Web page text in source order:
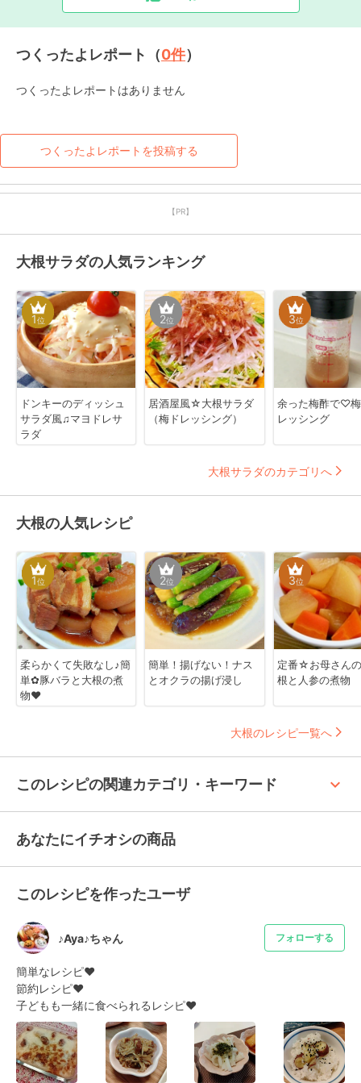
つくったよレポート（0件）
つくったよレポートはありません
つくったよレポートを投稿する
【PR】
大根サラダの人気ランキング
1位
ドンキーのディッシュ
サラダ風♫マヨドレサ
ラダ
2位
居酒屋風☆大根サラダ
（梅ドレッシング）
3位
余った梅酢で♡
レッシング
大根サラダのカテゴリへ
大根の人気レシピ
1位
柔らかくて失敗なし♪簡
単✿豚バラと大根の煮
物❤
2位
簡単！揚げない！ナス
とオクラの揚げ浸し
3位
定番☆お母さん
根と人参の煮物
大根のレシピ一覧へ
このレシピの関連カテゴリ・キーワード keyboard_arrow_up
あなたにイチオシの商品
このレシピを作ったユーザ
♪Aya♪ちゃん フォローする
簡単なレシピ♥️
節約レシピ♥️
子どもも一緒に食べられるレシピ♥️